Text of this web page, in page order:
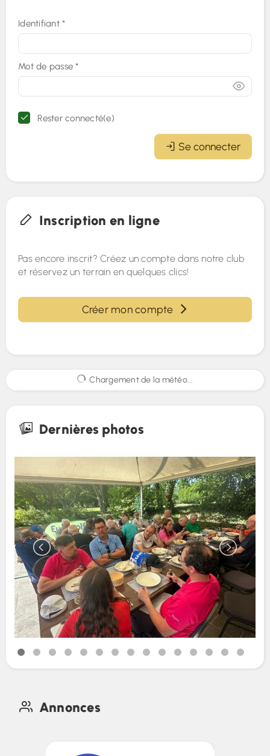
Identifiant *
Mot de passe*
Rester connecté(e)
Se connecter
Inscription en ligne
Pas encore inscrit? Créez un compte dans notre club
et réservez un terrain en quelques clics!
Créer mon compte
Chargement de la météo...
Dernières photos
Annonces